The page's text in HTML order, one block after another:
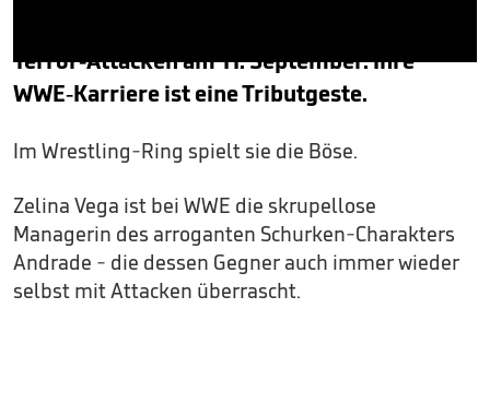
0
seconds
of
minutes,
26
Terror-Attacken am 11. September. Ihre
WWE-Karriere ist eine Tributgeste.
Im Wrestling-Ring spielt sie die Böse.
Zelina Vega ist bei WWE die skrupellose
Managerin des arroganten Schurken-Charakters
Andrade - die dessen Gegner auch immer wieder
selbst mit Attacken überrascht.